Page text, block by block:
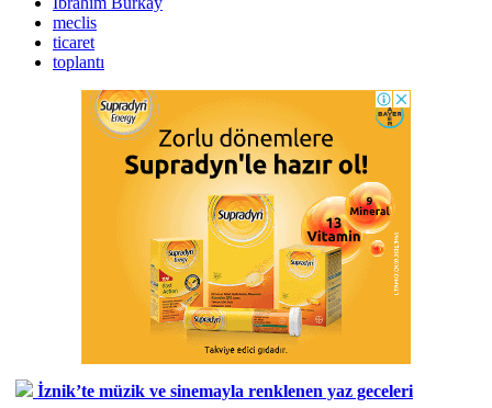
meclis
ticaret
toplantı
İznik’te müzik ve sinemayla renklenen yaz geceleri